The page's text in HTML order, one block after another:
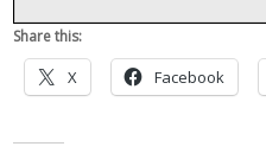
Share this:
X Facebook